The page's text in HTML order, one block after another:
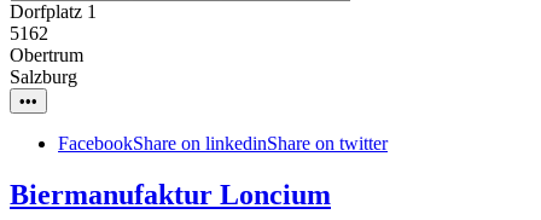
Dorfplatz 1
5162
Obertrum
Salzburg
•••
FacebookShare on linkedinShare on twitter
Biermanufaktur Loncium